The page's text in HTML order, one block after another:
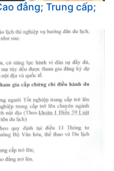
đẳng; Trung cấp;